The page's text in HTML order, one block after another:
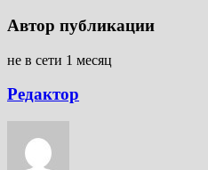
Автор публикации
не в сети 1 месяц
Редактор